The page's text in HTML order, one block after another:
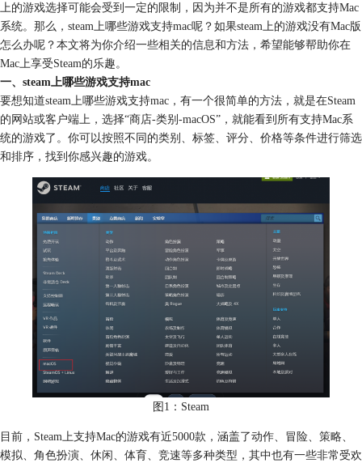
上的游戏选择可能会受到一定的限制，因为并不是所有的游戏都支持Mac
系统。那么，steam上哪些游戏支持mac呢？如果steam上的游戏没有Mac版
怎么办呢？本文将为你介绍一些相关的信息和方法，希望能够帮助你在
Mac上享受Steam的乐趣。
一、steam上哪些游戏支持mac
要想知道steam上哪些游戏支持mac，有一个很简单的方法，就是在Steam
的网站或客户端上，选择“商店-类别-macOS”，就能看到所有支持Mac系
统的游戏了。你可以按照不同的类别、标签、评分、价格等条件进行筛选
和排序，找到你感兴趣的游戏。
图1：Steam
目前，Steam上支持Mac的游戏有近5000款，涵盖了动作、冒险、策略、
模拟、角色扮演、休闲、体育、竞速等多种类型，其中也有一些非常受欢